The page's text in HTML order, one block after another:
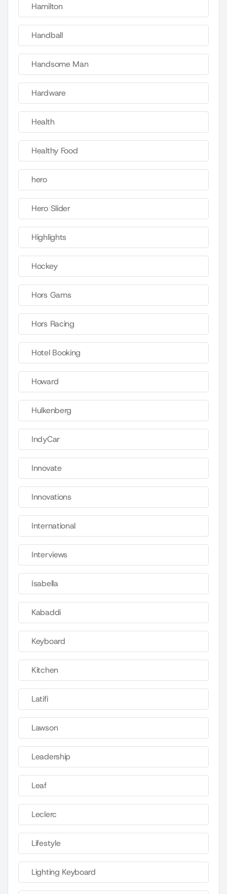
Hamilton
Handball
Handsome Man
Hardware
Health
Healthy Food
hero
Hero Slider
Highlights
Hockey
Hors Gams
Hors Racing
Hotel Booking
Howard
Hulkenberg
IndyCar
Innovate
Innovations
International
Interviews
Isabella
Kabaddi
Keyboard
Kitchen
Latifi
Lawson
Leadership
Leaf
Leclerc
Lifestyle
Lighting Keyboard